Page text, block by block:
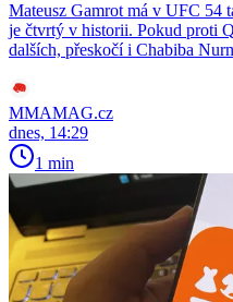
Mateusz Gamrot má v UFC 54
je čtvrtý v historii. Pokud proti
dalších, přeskočí i Chabiba
MMAMAG.cz
dnes, 14:29
1 min